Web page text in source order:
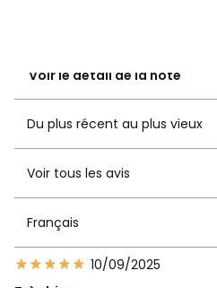
Voir le détail de la note
Du plus récent au plus vieux
Voir tous les avis
Français
10/09/2025